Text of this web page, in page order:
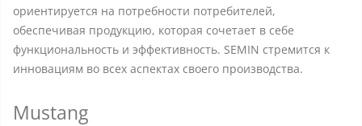
ориентируется на потребности потребителей,
обеспечивая продукцию, которая сочетает в себе
функциональность и эффективность. SEMIN стремится к
инновациям во всех аспектах своего производства.
Mustang